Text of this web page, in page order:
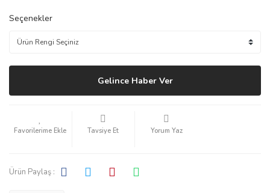
Seçenekler
Gelince Haber Ver
Tavsiye Et Yorum Yaz
Ürün Paylaş :